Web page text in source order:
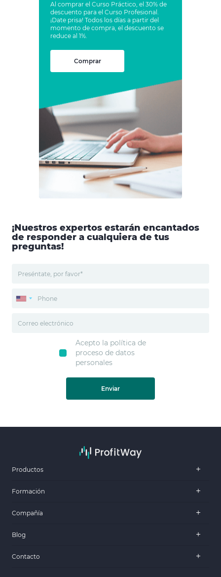
Al comprar el Curso Práctico, el 30% de
descuento para el Curso Profesional.
¡Date prisa! Todos los días a partir del
momento de compra, el descuento se
reduce al 1%.
Comprar
¡Nuestros expertos estarán encantados
de responder a cualquiera de tus
preguntas!
Acepto la política de
proceso de datos
personales
Enviar
Productos
Formación
Compañía
Blog
Contacto